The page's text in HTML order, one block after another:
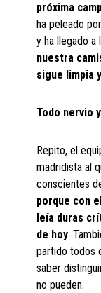
próxima
ha peleado
y ha llegado a
nuestra
sigue limpia
Todo nervio
Repito, el
madridista al
conscientes
porque con
leía duras
de hoy.
partido todos
saber
no pueden.